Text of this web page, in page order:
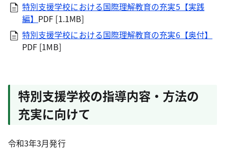
特別支援学校における国際理解教育の充実5【実践
編】 PDF [1.1MB]
特別支援学校における国際理解教育の充実6【奥付】
PDF [1MB]
特別支援学校の指導内容・方法の
充実に向けて
令和3年3月発行